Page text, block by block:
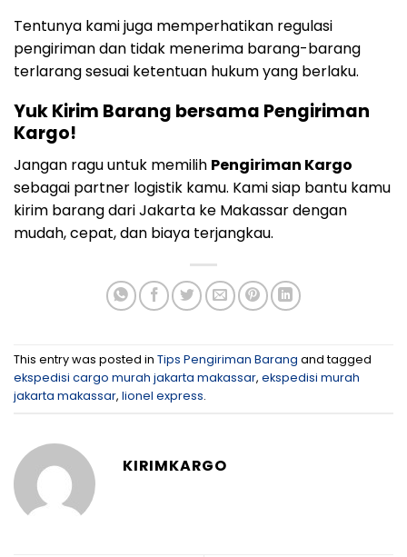
Tentunya kami juga memperhatikan regulasi
pengiriman dan tidak menerima barang-barang
terlarang sesuai ketentuan hukum yang berlaku.
Yuk Kirim Barang bersama Pengiriman
Kargo!
Jangan ragu untuk memilih Pengiriman Kargo
sebagai partner logistik kamu. Kami siap bantu kamu
kirim barang dari Jakarta ke Makassar dengan
mudah, cepat, dan biaya terjangkau.
This entry was posted in Tips Pengiriman Barang and tagged
ekspedisi cargo murah jakarta makassar, ekspedisi murah
jakarta makassar, lionel express.
KIRIMKARGO